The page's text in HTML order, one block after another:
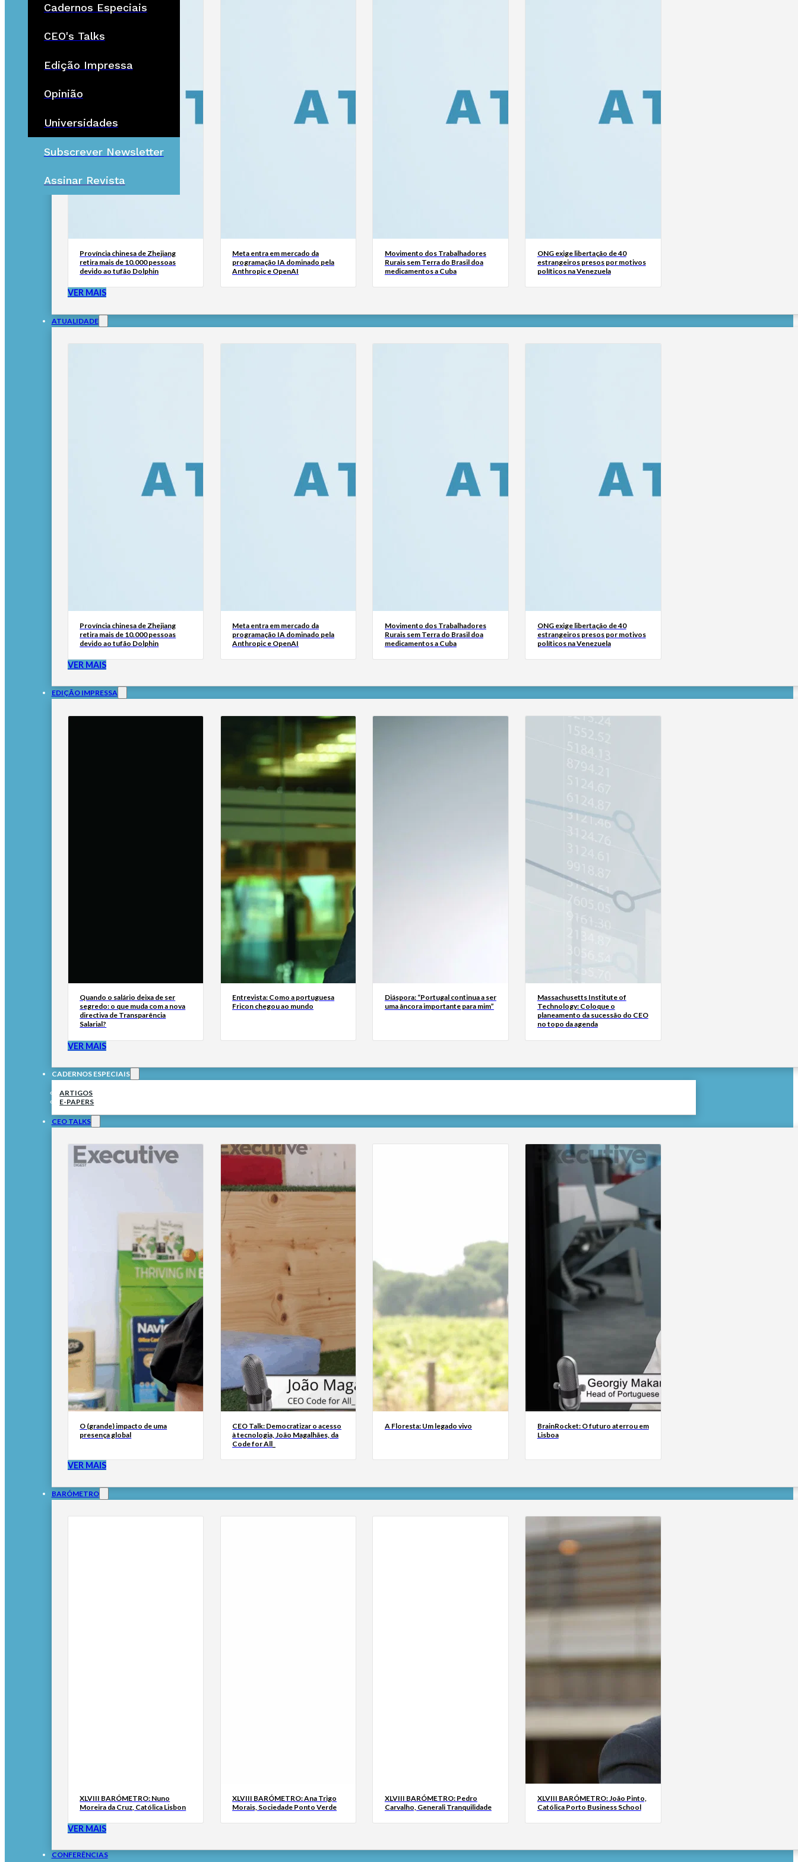
Cadernos Especiais
CEO's Talks
Edição Impressa
Opinião
Universidades
Subscrever Newsletter
Assinar Revista
Província chinesa de Zhejiang
retira mais de 10.000 pessoas
devido ao tufão Dolphin
Meta entra em mercado da
programação IA dominado pela
Anthropic e OpenAI
Movimento dos Trabalhadores
Rurais sem Terra do Brasil doa
medicamentos a Cuba
ONG exige libertação de 40
estrangeiros presos por motivos
políticos na Venezuela
VER MAIS
ATUALIDADE
Província chinesa de Zhejiang
retira mais de 10.000 pessoas
devido ao tufão Dolphin
Meta entra em mercado da
programação IA dominado pela
Anthropic e OpenAI
Movimento dos Trabalhadores
Rurais sem Terra do Brasil doa
medicamentos a Cuba
ONG exige libertação de 40
estrangeiros presos por motivos
políticos na Venezuela
VER MAIS
EDIÇÃO IMPRESSA
Quando o salário deixa de ser
segredo: o que muda com a nova
directiva de Transparência
Salarial?
Entrevista: Como a portuguesa
Fricon chegou ao mundo
Diáspora: “Portugal continua a ser
uma âncora importante para mim”
Massachusetts Institute of
Technology: Coloque o
planeamento da sucessão do CEO
no topo da agenda
VER MAIS
CADERNOS ESPECIAIS
ARTIGOS
E-PAPERS
CEO TALKS
O (grande) impacto de uma
presença global
CEO Talk: Democratizar o acesso
à tecnologia, João Magalhães, da
Code for All_
A Floresta: Um legado vivo
BrainRocket: O futuro aterrou em
Lisboa
VER MAIS
BARÓMETRO
XLVIII BARÓMETRO: Nuno
Moreira da Cruz, Católica Lisbon
XLVIII BARÓMETRO: Ana Trigo
Morais, Sociedade Ponto Verde
XLVIII BARÓMETRO: Pedro
Carvalho, Generali Tranquilidade
XLVIII BARÓMETRO: João Pinto,
Católica Porto Business School
VER MAIS
CONFERÊNCIAS